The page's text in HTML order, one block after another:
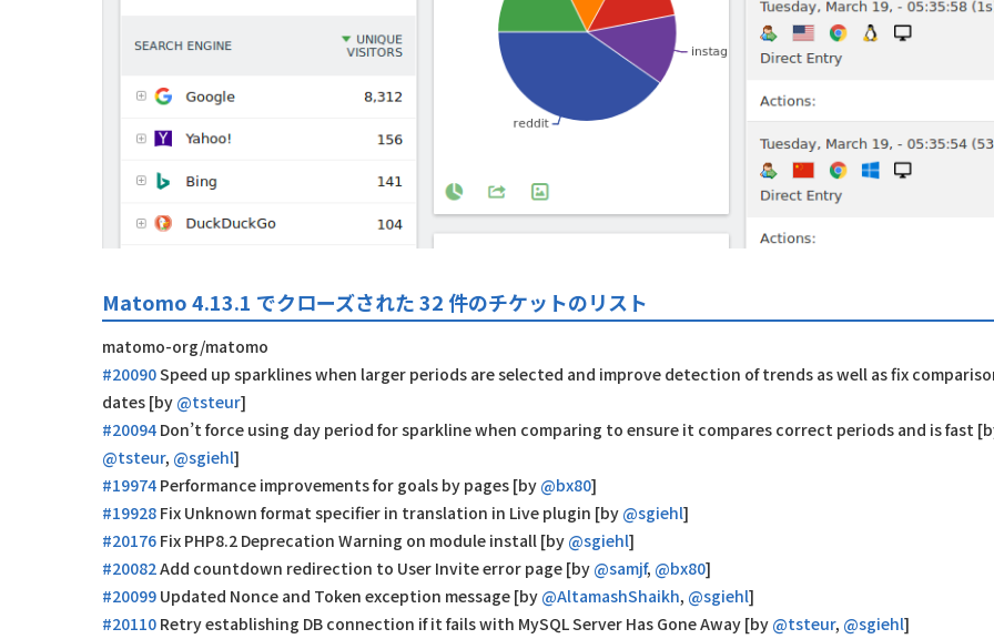
Matomo 4.13.1 でクローズされた 32 件のチケットのリスト
matomo-org/matomo
#20090Speed up sparklines when larger periods are selected and improve detection of trends as well as fix
dates [by @tsteur]
#20094 Don’t force using day period for sparkline when comparing to ensure it compares correct periods and is fast
@tsteur, @sgiehl]
#19974 Performance improvements for goals by pages [by @bx80]
#19928 Fix Unknown format specifier in translation in Live plugin [by @sgiehl]
#20176 Fix PHP8.2 Deprecation Warning on module install [by @sgiehl]
#20082Add countdown redirection to User Invite error page [by @samjf, @bx80]
#20099 Updated Nonce and Token exception message [by @AltamashShaikh, @sgiehl]
#20110 Retry establishing DB connection if it fails with MySQL Server Has Gone Away [by @tsteur, @sgiehl]